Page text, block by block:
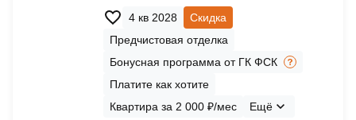
4 кв 2028
Скидка
Предчистовая отделка
Бонусная программа от ГК ФСК
Платите как хотите
Квартира за 2 000 ₽/мес
Ещё